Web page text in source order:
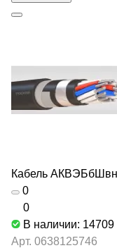
Кабель
0
0
В наличии: 14709
Арт. 0638125746